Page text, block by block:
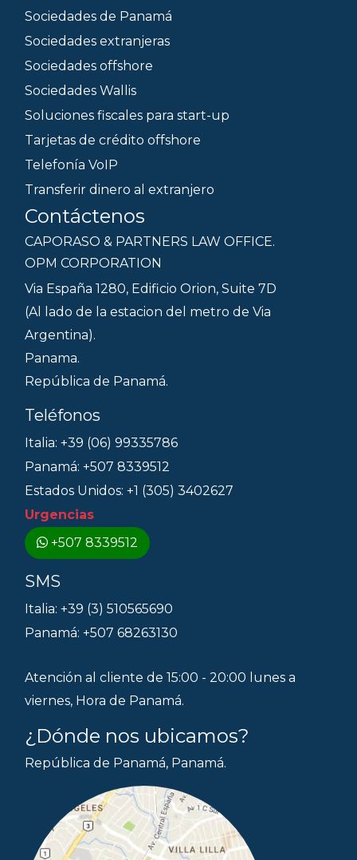
Sociedades de Panamá
Sociedades extranjeras
Sociedades offshore
Sociedades Wallis
Soluciones fiscales para start-up
Tarjetas de crédito offshore
Telefonía VoIP
Transferir dinero al extranjero
Contáctenos
CAPORASO & PARTNERS LAW OFFICE.
OPM CORPORATION
Via España 1280, Edificio Orion, Suite 7D
(Al lado de la estacion del metro de Via
Argentina).
Panama.
República de Panamá.
Teléfonos
Italia: +39 (06) 99335786
Panamá: +507 8339512
Estados Unidos: +1 (305) 3402627
Urgencias
+507 8339512
SMS
Italia: +39 (3) 510565690
Panamá: +507 68263130
Atención al cliente de 15:00 - 20:00 lunes a
viernes, Hora de Panamá.
¿Dónde nos ubicamos?
República de Panamá, Panamá.